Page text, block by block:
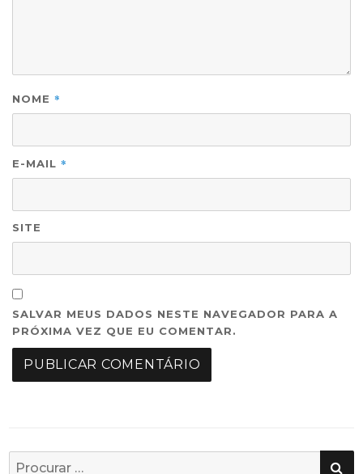
NOME *
E-MAIL *
SITE
SALVAR MEUS DADOS NESTE NAVEGADOR PARA A
PRÓXIMA VEZ QUE EU COMENTAR.
Busca